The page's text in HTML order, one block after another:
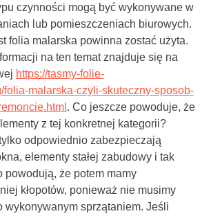
czynności mogą być wykonywane w
lub pomieszczeniach biurowych.
folia malarska powinna zostać użyta.
na ten temat znajduje się na
https://tasmy-folie-
folia-malarska-czyli-skuteczny-sposob-
. Co jeszcze powoduje, że
z tej konkretnej kategorii?
odpowiednio zabezpieczają
elementy stałej zabudowy i tak
powodują, że potem mamy
kłopotów, ponieważ nie musimy
wykonywanym sprzątaniem. Jeśli